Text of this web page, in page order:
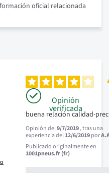
oficial relacionada
Opinión
verificada
buena relación calidad-
Opinión del9/7/2019, tras una
experiencia del12/6/2019por
Publicado originalmente en
1001pneus.fr (fr)